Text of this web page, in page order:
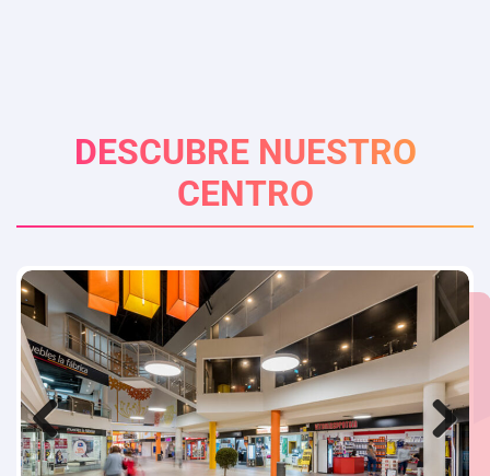
DESCUBRE NUESTRO
CENTRO
Previous Next